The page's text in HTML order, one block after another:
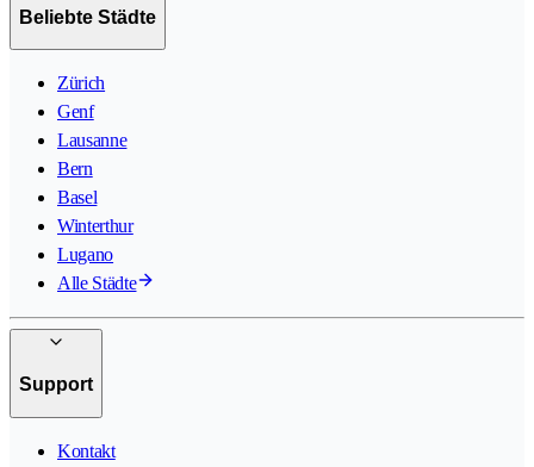
Beliebte Städte
Zürich
Genf
Lausanne
Bern
Basel
Winterthur
Lugano
Alle Städte
Support
Kontakt